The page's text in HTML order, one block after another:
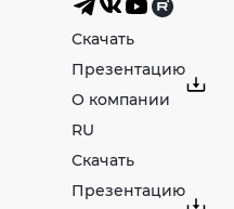
Скачать
Презентацию
О компании
RU
Скачать
Презентацию